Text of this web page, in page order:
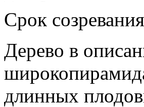
Срок
Дерево в
длинных